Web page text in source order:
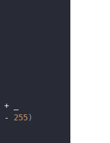
+ _
- 255)